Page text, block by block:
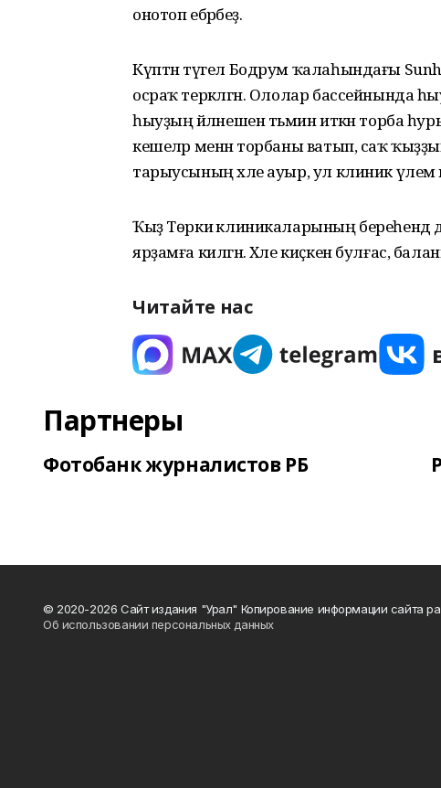
онотоп ебәрәбеҙ.
Күптән түгел Бодрум ҡалаһындағы
осраҡ теркәлгән. Ололар бассейнында
һыуҙың әйләнешен тәьмин иткән торба
кешеләр менән торбаны ватып, саҡ
тарыусының хәле ауыр, ул клиник үлем
Ҡыҙ Төркиә клиникаларының береһендә
ярҙамға килгән. Хәле киҫкен булғас,
Читайте нас
Партнеры
Фотобанк журналистов РБ
© 2020-2026 Сайт издания "Урал" Копирование информации сайта
Об использовании персональных данных